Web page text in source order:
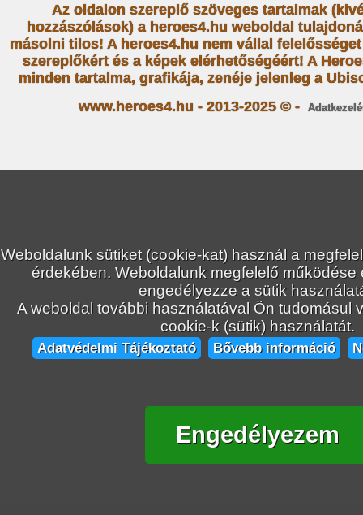
Weboldalunk sütiket (cookie-kat) használ a
érdekében. Weboldalunk megfelelő működése
engedélyezze a sütik
A weboldal további használatával Ön tudomásul
cookie-k (sütik) használatát.
Adatvédelmi Tájékoztató Bővebb információ
Engedélyezem
Az oldalon szereplő szöveges tartalmak
hozzászólások) a heroes4.hu weboldal
másolni tilos! A heroes4.hu nem vállal
szereplőkért és a képek elérhetőségéért! A
minden tartalma, grafikája, zenéje jelenleg a
www.heroes4.hu - 2013-2025 © -